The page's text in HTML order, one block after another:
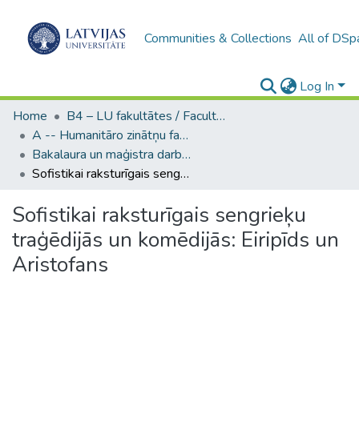
Communities & Collections All of
Log In
Home
B4 – LU fakultātes / Faculties of the UL
A -- Humanitāro zinātņu fakultāte / Faculty of Humanities
Bakalaura un maģistra darbi (HZF) / Bachelor's and Master's theses
Sofistikai raksturīgais sengrieķu traģēdijās un komēdijās: Eiripīds un Aristofans
Sofistikai raksturīgais sengrieķu
traģēdijās un komēdijās: Eiripīds un
Aristofans